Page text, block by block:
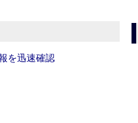
を迅速確認